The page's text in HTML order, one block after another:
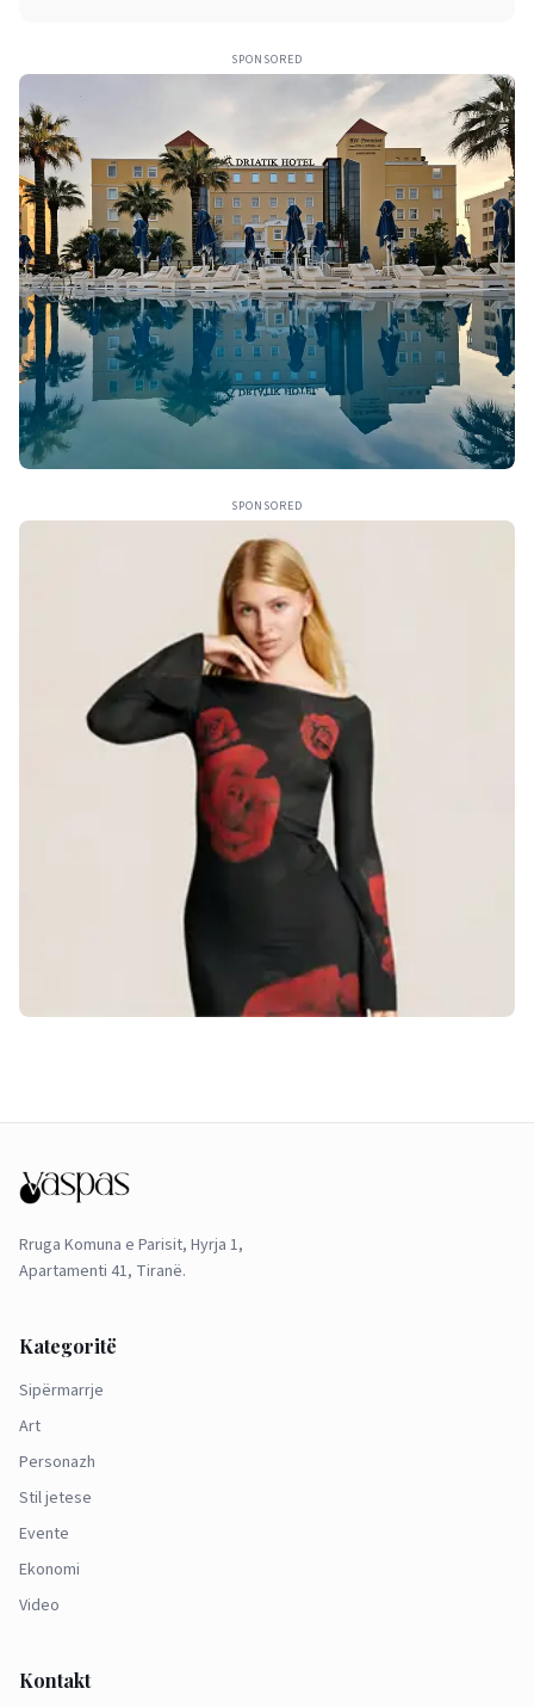
SPONSORED
SPONSORED
Rruga Komuna e Parisit, Hyrja 1,
Apartamenti 41, Tiranë.
Kategoritë
Sipërmarrje
Art
Personazh
Stil jetese
Evente
Ekonomi
Video
Kontakt